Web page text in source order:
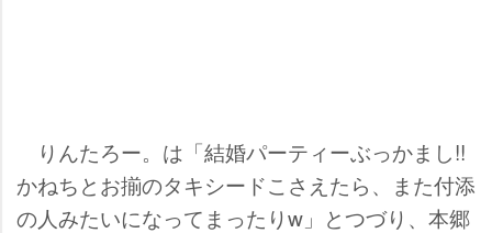
りんたろー。は「結婚パーティーぶっかまし!!
かねちとお揃のタキシードこさえたら、また付添
の人みたいになってまったりw」とつづり、本郷